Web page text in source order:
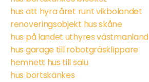
hus att hyra året runt vikbolandet
renoveringsobjekt hus skåne
hus på landet uthyres västmanland
hus garage till robotgräsklippare
hemnett hus till salu
hus bortskänkes